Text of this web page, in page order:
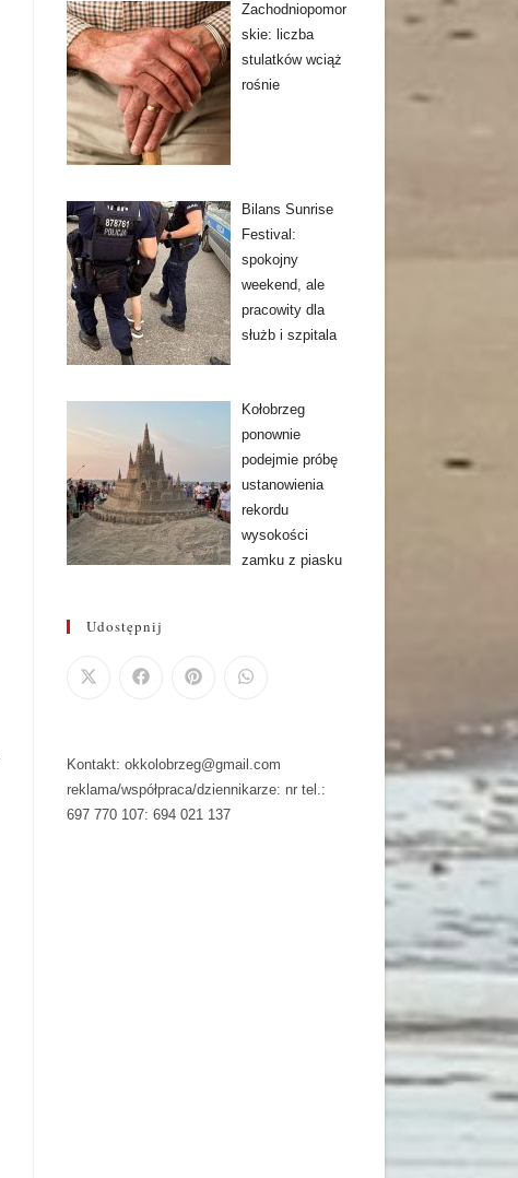
Zachodniopomor
skie: liczba
stulatków wciąż
rośnie
Bilans Sunrise
Festival:
spokojny
weekend, ale
pracowity dla
służb i szpitala
Kołobrzeg
ponownie
podejmie próbę
ustanowienia
rekordu
wysokości
zamku z piasku
Udostępnij
Kontakt: okkolobrzeg@gmail.com
reklama/współpraca/dziennikarze: nr tel.:
697 770 107: 694 021 137